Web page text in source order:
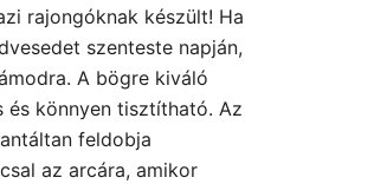
rajongóknak készült! Ha
szenteste napján,
A bögre kiváló
és könnyen tisztítható. Az
feldobja
az arcára, amikor